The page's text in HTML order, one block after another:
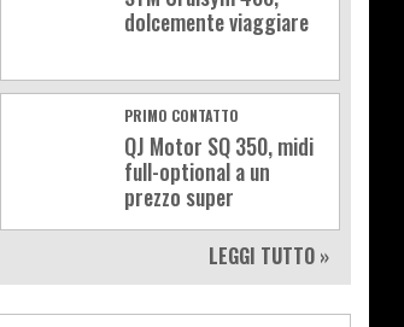
dolcemente viaggiare
PRIMO CONTATTO
QJ Motor SQ 350, midi
full-optional a un
prezzo super
LEGGI TUTTO »